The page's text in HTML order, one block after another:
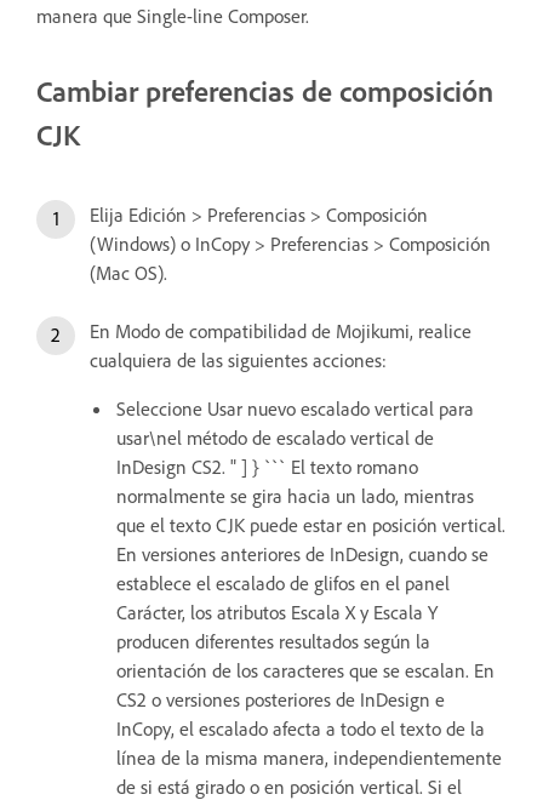
manera que Single-line Composer.
Cambiar preferencias de composición
CJK
Elija Edición > Preferencias > Composición
(Windows) o InCopy > Preferencias > Composición
(Mac OS).
En Modo de compatibilidad de Mojikumi, realice
cualquiera de las siguientes acciones:
Seleccione Usar nuevo escalado vertical para
usar\nel método de escalado vertical de
InDesign CS2. " ] } ``` El texto romano
normalmente se gira hacia un lado, mientras
que el texto CJK puede estar en posición vertical.
En versiones anteriores de InDesign, cuando se
establece el escalado de glifos en el panel
Carácter, los atributos Escala X y Escala Y
producen diferentes resultados según la
orientación de los caracteres que se escalan. En
CS2 o versiones posteriores de InDesign e
InCopy, el escalado afecta a todo el texto de la
línea de la misma manera, independientemente
de si está girado o en posición vertical. Si el